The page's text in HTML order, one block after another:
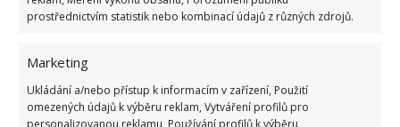
prostřednictvím statistik nebo kombinací údajů z různých zdrojů.
Marketing
Ukládání a/nebo přístup k informacím v zařízení, Použití
omezených údajů k výběru reklam, Vytváření profilů pro
personalizovanou reklamu, Používání profilů k výběru